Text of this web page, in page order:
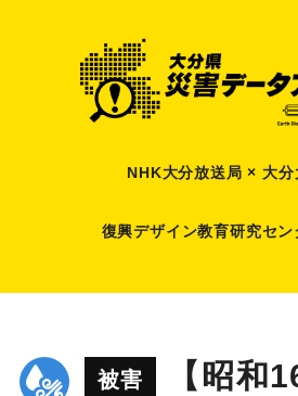
NHK大分放送局 × 大分
復興デザイン教育研究セ
被害
【昭和